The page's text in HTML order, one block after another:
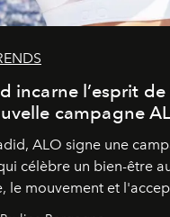
incarne l’esprit
campagne
ALO signe une
célèbre un bien-être
le mouvement et